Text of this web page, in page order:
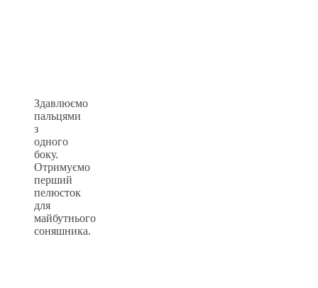
Здавлюємо
пальцями
з
одного
боку.
Отримуємо
перший
пелюсток
для
майбутнього
соняшника.